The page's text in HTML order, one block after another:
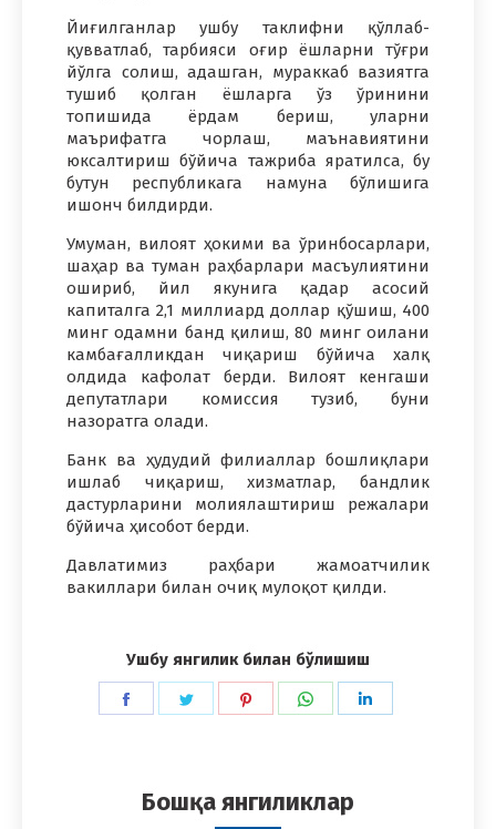
Йиғилганлар ушбу таклифни қўллаб-
қувватлаб, тарбияси оғир ёшларни тўғри
йўлга солиш, адашган, мураккаб вазиятга
тушиб қолган ёшларга ўз ўринини
топишида ёрдам бериш, уларни
маърифатга чорлаш, маънавиятини
юксалтириш бўйича тажриба яратилса, бу
бутун республикага намуна бўлишига
ишонч билдирди.
Умуман, вилоят ҳокими ва ўринбосарлари,
шаҳар ва туман раҳбарлари масъулиятини
ошириб, йил якунига қадар асосий
капиталга 2,1 миллиард доллар қўшиш, 400
минг одамни банд қилиш, 80 минг оилани
камбағалликдан чиқариш бўйича халқ
олдида кафолат берди. Вилоят кенгаши
депутатлари комиссия тузиб, буни
назоратга олади.
Банк ва ҳудудий филиаллар бошлиқлари
ишлаб чиқариш, хизматлар, бандлик
дастурларини молиялаштириш режалари
бўйича ҳисобот берди.
Давлатимиз раҳбари жамоатчилик
вакиллари билан очиқ мулоқот қилди.
Ушбу янгилик билан бўлишиш
Share
Share
Share
Share
Бошқа янгиликлар